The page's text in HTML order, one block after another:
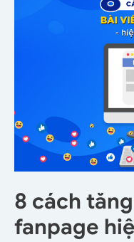
8 cách
fanpage